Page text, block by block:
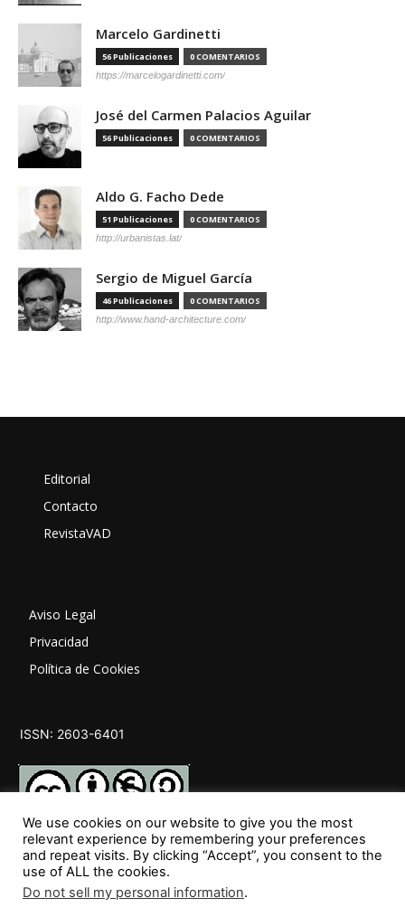
Marcelo Gardinetti
56 Publicaciones 0 COMENTARIOS
https://marcelogardinetti.com/
José del Carmen Palacios Aguilar
56 Publicaciones 0 COMENTARIOS
Aldo G. Facho Dede
51 Publicaciones 0 COMENTARIOS
http://urbanistas.lat/
Sergio de Miguel García
46 Publicaciones 0 COMENTARIOS
http://www.hand-architecture.com/
Editorial
Contacto
RevistaVAD
Aviso Legal
Privacidad
Política de Cookies
ISSN: 2603-6401
SÍGUENOS
We use cookies on our website to give you the most
relevant experience by remembering your preferences
and repeat visits. By clicking “Accept”, you consent to the
use of ALL the cookies.
Do not sell my personal information.